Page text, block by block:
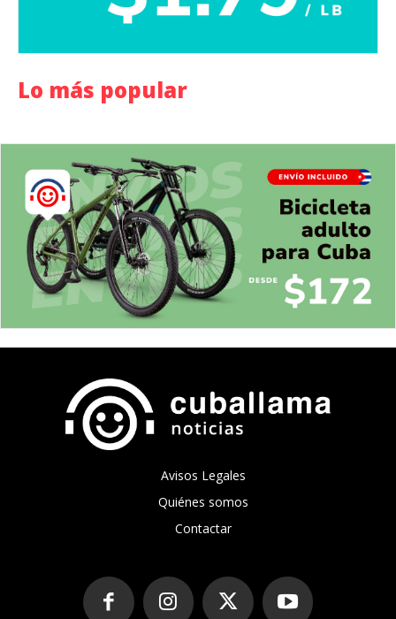
Lo más popular
Avisos Legales
Quiénes somos
Contactar